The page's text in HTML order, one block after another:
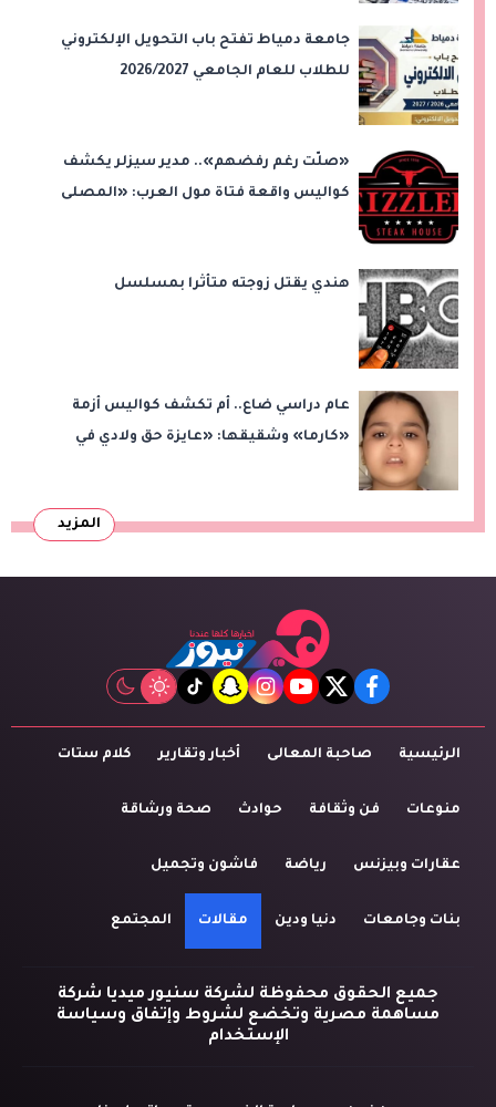
جامعة دمياط تفتح باب التحويل الإلكتروني
للطلاب للعام الجامعي 2026/2027
«صلّت رغم رفضهم».. مدير سيزلر يكشف
كواليس واقعة فتاة مول العرب: «المصلى
هندي يقتل زوجته متأثرا بمسلسل
عام دراسي ضاع.. أم تكشف كواليس أزمة
«كارما» وشقيقها: «عايزة حق ولادي في
المزيد
facebook
twitter
youtube
instagram
snapchat
tiktok
الرئيسية صاحبة المعالى أخبار وتقارير كلام ستات
منوعات فن وثقافة حوادث صحة ورشاقة
عقارات وبيزنس رياضة فاشون وتجميل
بنات وجامعات دنيا ودين مقالات المجتمع
جميع الحقوق محفوظة لشركة سنيور ميديا شركة
مساهمة مصرية وتخضع لشروط وإتفاق وسياسة
الإستخدام